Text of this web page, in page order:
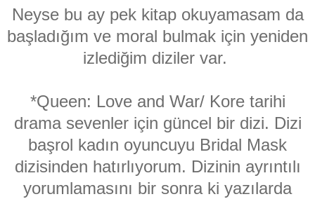
Neyse bu ay pek kitap okuyamasam da
başladığım ve moral bulmak için yeniden
izlediğim diziler var.
*Queen: Love and War/ Kore tarihi
drama sevenler için güncel bir dizi. Dizi
başrol kadın oyuncuyu Bridal Mask
dizisinden hatırlıyorum. Dizinin ayrıntılı
yorumlamasını bir sonra ki yazılarda